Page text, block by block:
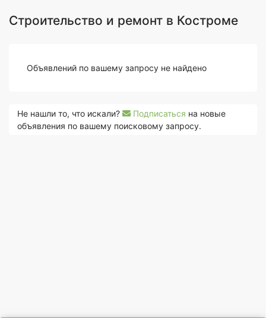
Строительство и ремонт в Костроме
Объявлений по вашему запросу не найдено
Не нашли то, что искали? Подписаться на новые
объявления по вашему поисковому запросу.